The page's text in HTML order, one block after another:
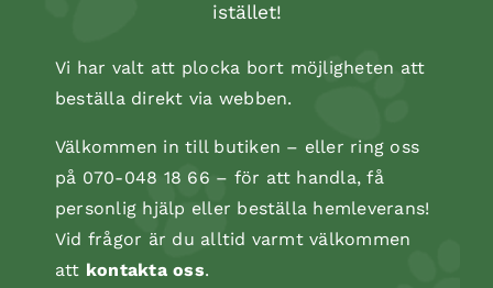
Kopåse
istället!
Vi har valt att plocka bort möjligheten att
beställa direkt via webben.
Välkommen in till butiken – eller ring oss
på 070-048 18 66 – för att handla, få
personlig hjälp eller beställa hemleverans!
Vid frågor är du alltid varmt välkommen
att kontakta oss.